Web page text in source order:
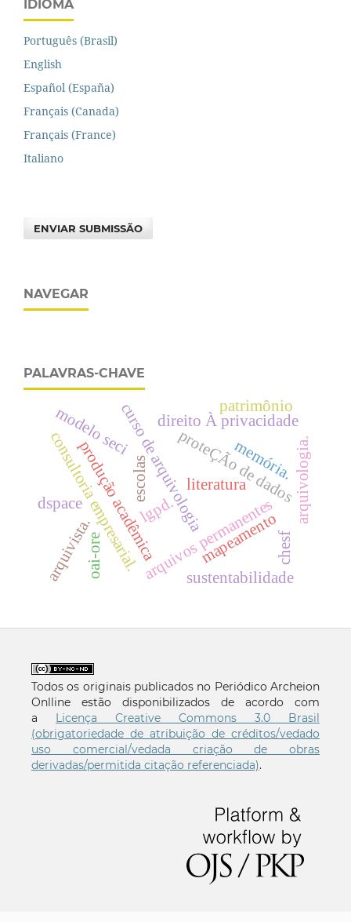
IDIOMA
Português (Brasil)
English
Español (España)
Français (Canada)
Français (France)
Italiano
ENVIAR SUBMISSÃO
NAVEGAR
PALAVRAS-CHAVE
curso de arquivologia
arquivos permanentes
proteÇÃo de dados
direito À privacidade
lgpd.
consultoria empresarial.
produção acadêmica mapeamento
literatura
arquivista.
arquivologia.
memória.
escolas
sustentabilidade
modelo seci
chesf
patrimônio
dspace
oai-ore
Todos os originais publicados no Periódico Archeion
Onlline estão disponibilizados de acordo com
a
Licença Creative Commons 3.0 Brasil
(obrigatoriedade de atribuição de créditos/vedado
uso comercial/vedada criação de obras
derivadas/permitida citação referenciada).